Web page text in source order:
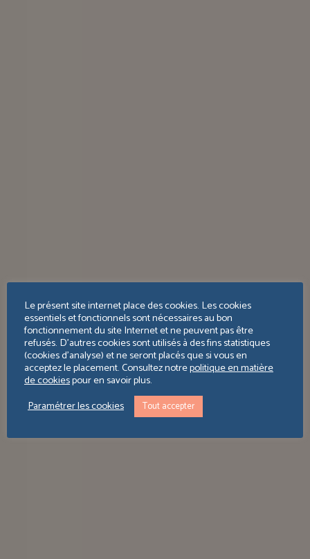
Le présent site internet place des cookies. Les cookies
essentiels et fonctionnels sont nécessaires au bon
fonctionnement du site Internet et ne peuvent pas être
refusés. D’autres cookies sont utilisés à des fins statistiques
(cookies d’analyse) et ne seront placés que si vous en
acceptez le placement. Consultez notrepolitique en matière
de cookiespour en savoir plus.
Paramétrer les cookies
Tout accepter